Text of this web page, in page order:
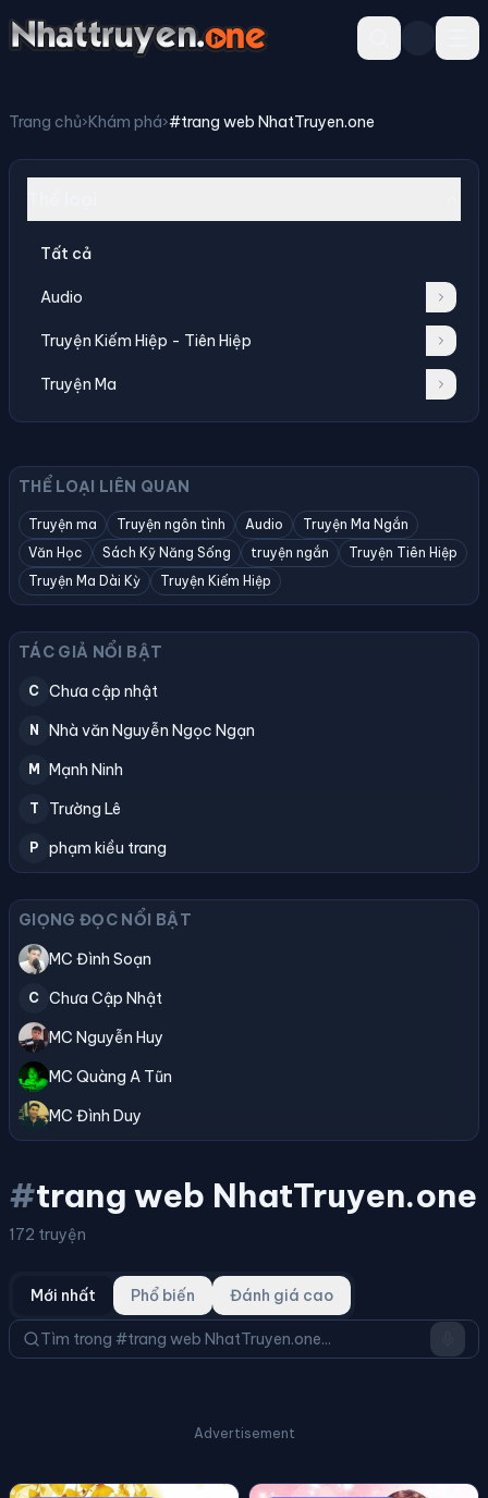
Trang chủ›Khám phá›#trang web NhatTruyen.one
Tất cả
Audio
Truyện Kiếm Hiệp - Tiên Hiệp
Truyện Ma
THỂ LOẠI LIÊN QUAN
Truyện ma Truyện ngôn tình Audio
Truyện Ma Ngắn
Văn Học
Sách Kỹ Năng Sống truyện ngắn
Truyện Tiên Hiệp
Truyện Ma Dài Kỳ
Truyện Kiếm Hiệp
TÁC GIẢ NỔI BẬT
C Chưa cập nhật
N Nhà văn Nguyễn Ngọc Ngạn
M Mạnh Ninh
T Trường Lê
P phạm kiều trang
GIỌNG ĐỌC NỔI BẬT
MC Đình Soạn
C Chưa Cập Nhật
MC Nguyễn Huy
MC Quàng A Tũn
MC Đình Duy
#trang web NhatTruyen.one
172 truyện
Mới nhất Phổ biến Đánh giá cao
Advertisement